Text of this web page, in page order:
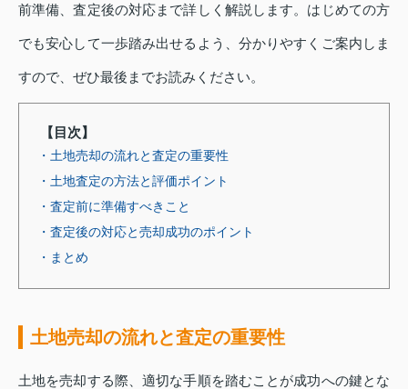
前準備、査定後の対応まで詳しく解説します。はじめての方
でも安心して一歩踏み出せるよう、分かりやすくご案内しま
すので、ぜひ最後までお読みください。
【目次】
・土地売却の流れと査定の重要性
・土地査定の方法と評価ポイント
・査定前に準備すべきこと
・査定後の対応と売却成功のポイント
・まとめ
土地売却の流れと査定の重要性
土地を売却する際、適切な手順を踏むことが成功への鍵とな